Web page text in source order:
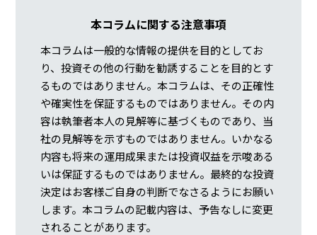
本コラムに関する注意事項
本コラムは一般的な情報の提供を目的としてお
り、投資その他の行動を勧誘することを目的とす
るものではありません。本コラムは、その正確性
や確実性を保証するものではありません。その内
容は執筆者本人の見解等に基づくものであり、当
社の見解等を示すものではありません。いかなる
内容も将来の運用成果または投資収益を示唆ある
いは保証するものではありません。最終的な投資
決定はお客様ご自身の判断でなさるようにお願い
します。本コラムの記載内容は、予告なしに変更
されることがあります。